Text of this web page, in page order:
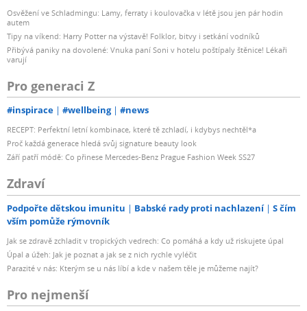
Osvěžení ve Schladmingu: Lamy, ferraty i koulovačka v létě jsou jen pár hodin
autem
Tipy na víkend: Harry Potter na výstavě! Folklor, bitvy i setkání vodníků
Přibývá paniky na dovolené: Vnuka paní Soni v hotelu poštípaly štěnice! Lékaři
varují
Pro generaci Z
#inspirace #wellbeing #news
RECEPT: Perfektní letní kombinace, které tě zchladí, i kdybys nechtěl*a
Proč každá generace hledá svůj signature beauty look
Září patří módě: Co přinese Mercedes-Benz Prague Fashion Week SS27
Zdraví
Podpořte dětskou imunitu Babské rady proti nachlazení
S čím
vším pomůže rýmovník
Jak se zdravě zchladit v tropických vedrech: Co pomáhá a kdy už riskujete úpal
Úpal a úžeh: Jak je poznat a jak se z nich rychle vyléčit
Parazité v nás: Kterým se u nás líbí a kde v našem těle je můžeme najít?
Pro nejmenší